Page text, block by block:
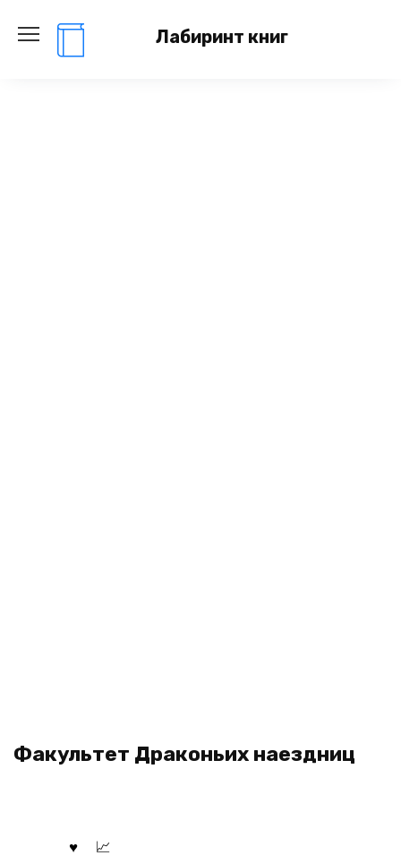
содержанию
Лабиринт книг
Факультет Драконьих наездниц